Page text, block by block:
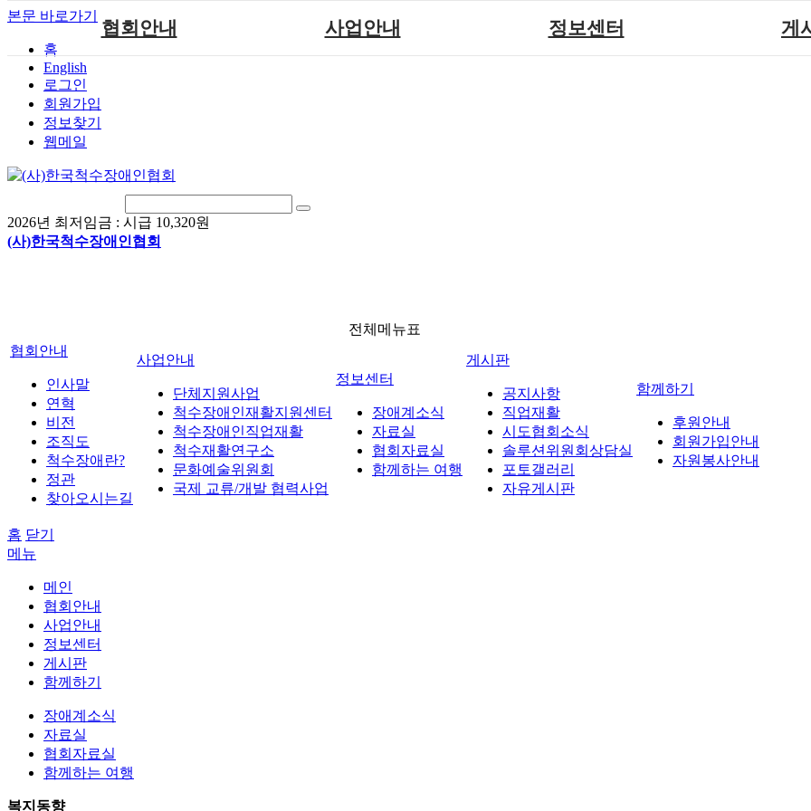
본문 바로가기
홈
English
로그인
회원가입
정보찾기
웹메일
2026년 최저임금 : 시급 10,320원
(사)한국척수장애인협회
협회안내
척수장애란?
찾아오시는길
사업안내
국제 교류/개발 협력사업
정보센터 게
전체메뉴표
협회안내
인사말
연혁
비전
조직도
척수장애란?
정관
찾아오시는길
사업안내
단체지원사업
척수장애인재활지원센터
척수장애인직업재활
척수재활연구소
문화예술위원회
국제 교류/개발 협력사업
정보센터
장애계소식
자료실
협회자료실
함께하는 여행
게시판
공지사항
직업재활
시도협회소식
솔루션위원회상담실
포토갤러리
자유게시판
함께하기
후원안내
회원가입안내
자원봉사안내
홈 닫기
메뉴
메인
협회안내
사업안내
정보센터
게시판
함께하기
장애계소식
자료실
협회자료실
함께하는 여행
복지동향